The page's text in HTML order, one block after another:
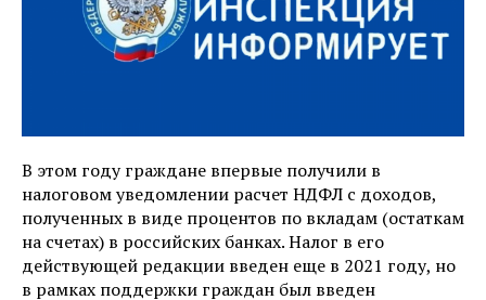
В этом году граждане впервые получили в
налоговом уведомлении расчет НДФЛ с доходов,
полученных в виде процентов по вкладам (остаткам
на счетах) в российских банках. Налог в его
действующей редакции введен еще в 2021 году, но
в рамках поддержки граждан был введен